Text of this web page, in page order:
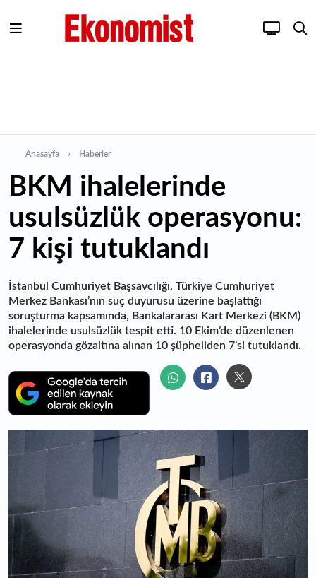
Anasayfa Haberler
BKM ihalelerinde
usulsüzlük operasyonu:
7 kişi tutuklandı
İstanbul Cumhuriyet Başsavcılığı, Türkiye Cumhuriyet
Merkez Bankası’nın suç duyurusu üzerine başlattığı
soruşturma kapsamında, Bankalararası Kart Merkezi (BKM)
ihalelerinde usulsüzlük tespit etti. 10 Ekim’de düzenlenen
operasyonda gözaltına alınan 10 şüpheliden 7’si tutuklandı.